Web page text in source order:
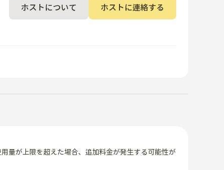
ホストについて ホストに連絡する
量が上限を超えた場合、追加料金が発生する可能性が